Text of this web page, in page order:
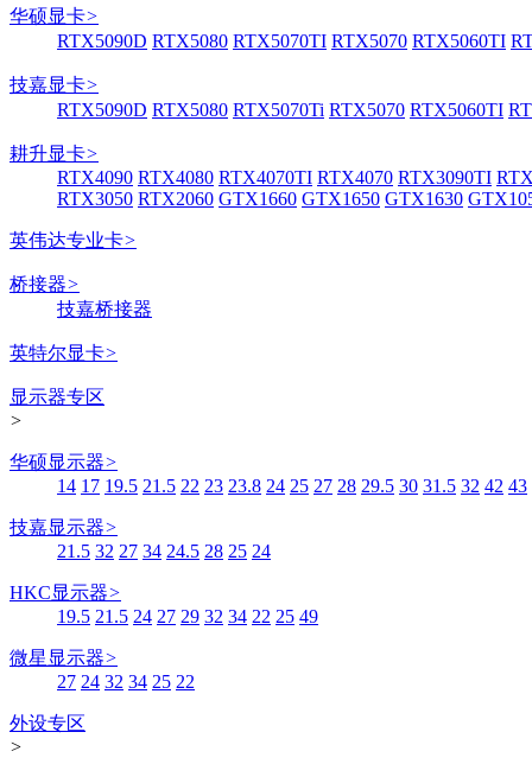
华硕显卡>
RTX5090D RTX5080 RTX5070TI RTX5070 RTX5060TI
技嘉显卡>
RTX5090D RTX5080 RTX5070Ti RTX5070 RTX5060TI
耕升显卡>
RTX4090 RTX4080 RTX4070TI RTX4070 RTX3090TI
RTX3050 RTX2060 GTX1660 GTX1650 GTX1630
英伟达专业卡>
桥接器>
技嘉桥接器
英特尔显卡>
显示器专区
>
华硕显示器>
14 17 19.5 21.5 22 23 23.8 24 25 27 28 29.5 30 31.5 32 42 43
技嘉显示器>
21.5 32 27 34 24.5 28 25 24
HKC显示器>
19.5 21.5 24 27 29 32 34 22 25 49
微星显示器>
27 24 32 34 25 22
外设专区
>